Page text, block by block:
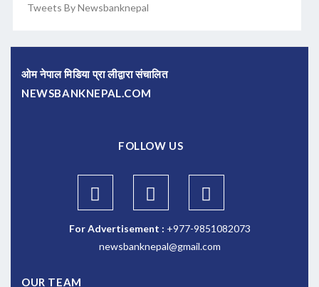
Tweets By Newsbanknepal
ओम नेपाल मिडिया प्रा लीद्वारा संचालित
NEWSBANKNEPAL.COM
FOLLOW US
For Advertisement : +977-9851082073
newsbanknepal@gmail.com
OUR TEAM